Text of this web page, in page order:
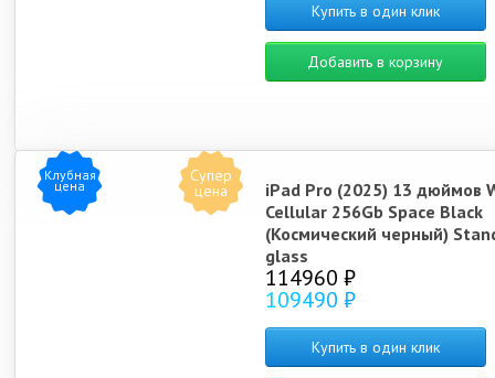
Купить в один клик
Добавить в корзину
Супер
цена
Клубная
цена
iPad Pro (2025) 13 дюймов
Cellular 256Gb Space Black
(Космический черный)
glass
114960 ₽
109490 ₽
Купить в один клик